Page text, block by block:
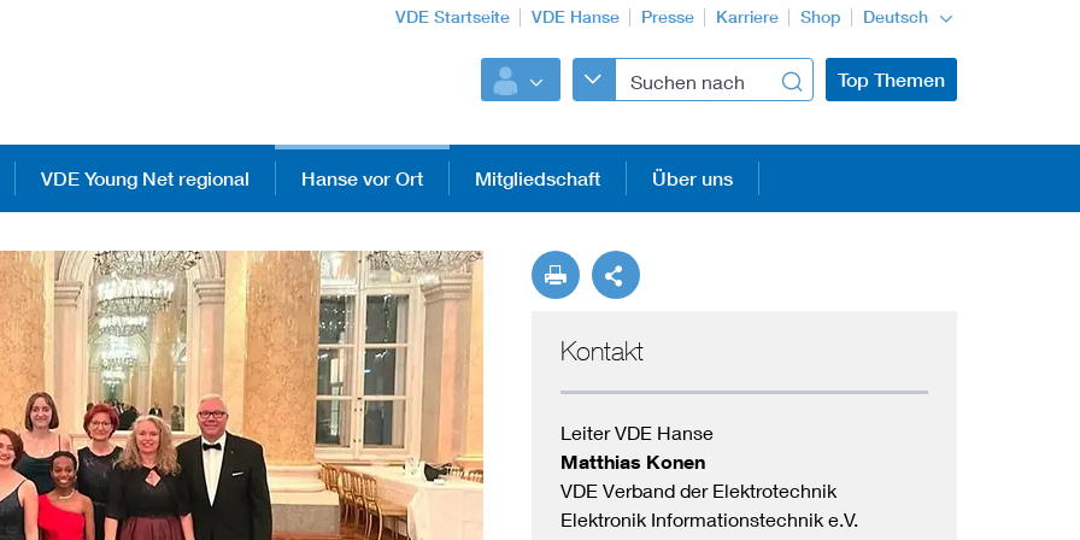
VDE Startseite VDE Hanse Presse Karriere Shop Deutsch
Top Themen
VDE Young Net regional Hanse vor Ort Mitgliedschaft Über uns
Kontakt
Leiter VDE Hanse
Matthias Konen
VDE Verband der Elektrotechnik
Elektronik Informationstechnik e.V.